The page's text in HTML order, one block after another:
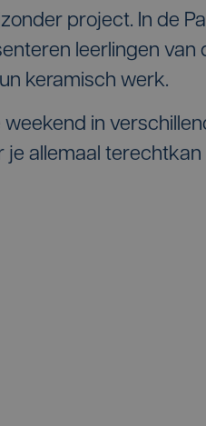
project. In de
leerlingen van
keramisch werk.
in
allemaal terechtkan